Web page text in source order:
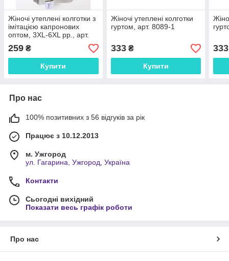
Жіночі утеплені колготки з
імітацією капронових
оптом, 3ХL-6XL рр., арт.
NN9915
259 ₴
Купити
Жіночі утеплені колготки
гуртом, арт. 8089-1
333₴
Купити
333
Про нас
100% позитивних з 56 відгуків за рік
Працює з 10.12.2013
м. Ужгород
ул. Гагарина, Ужгород, Україна
Контакти
Сьогодні вихідний
Показати весь графік роботи
Про нас